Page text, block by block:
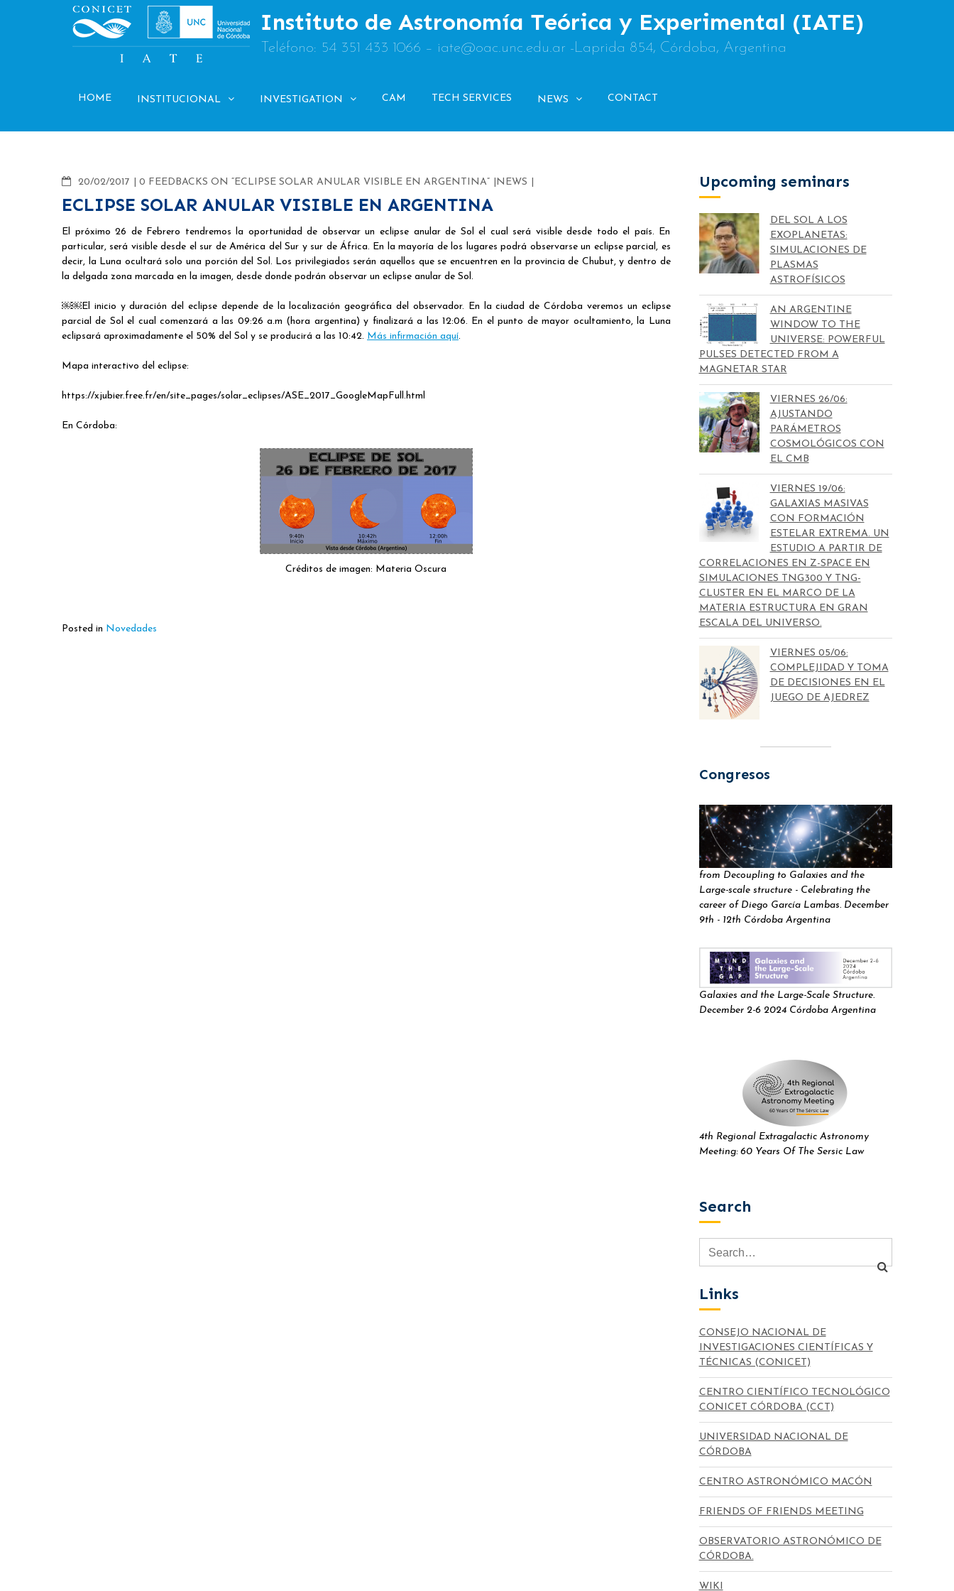
Instituto de Astronomía Teórica y Experimental (IATE)
Teléfono: 54 351 433 1066 – iate@oac.unc.edu.ar -Laprida 854, Córdoba, Argentina
HOME INSTITUCIONAL INVESTIGATION CAM TECH SERVICES NEWS CONTACT
20/02/2017 COMMENTS
0 FEEDBACKS ON “ECLIPSE SOLAR ANULAR VISIBLE EN ARGENTINA” NEWS
ECLIPSE SOLAR ANULAR VISIBLE EN ARGENTINA
El próximo 26 de Febrero tendremos la oportunidad de observar un eclipse anular de Sol el cual será visible desde todo el país. En
particular, será visible desde el sur de América del Sur y sur de África. En la mayoría de los lugares podrá observarse un eclipse parcial, es
decir, la Luna ocultará solo una porción del Sol. Los privilegiados serán aquellos que se encuentren en la provincia de Chubut, y dentro de
la delgada zona marcada en la imagen, desde donde podrán observar un eclipse anular de Sol.
￼￼El inicio y duración del eclipse depende de la localización geográfica del observador. En la ciudad de Córdoba veremos un eclipse
parcial de Sol el cual comenzará a las 09:26 a.m (hora argentina) y finalizará a las 12:06. En el punto de mayor ocultamiento, la Luna
eclipsará aproximadamente el 50% del Sol y se producirá a las 10:42. Más infirmación aquí.
Mapa interactivo del eclipse:
https://xjubier.free.fr/en/site_pages/solar_eclipses/ASE_2017_GoogleMapFull.html
En Córdoba:
Créditos de imagen: Materia Oscura
Posted in Novedades
Upcoming seminars
DEL SOL A LOS
EXOPLANETAS:
SIMULACIONES DE
PLASMAS
ASTROFÍSICOS
AN ARGENTINE
WINDOW TO THE
UNIVERSE: POWERFUL
PULSES DETECTED FROM A
MAGNETAR STAR
VIERNES 26/06:
AJUSTANDO
PARÁMETROS
COSMOLÓGICOS CON
EL CMB
VIERNES 19/06:
GALAXIAS MASIVAS
CON FORMACIÓN
ESTELAR EXTREMA. UN
ESTUDIO A PARTIR DE
CORRELACIONES EN Z-SPACE EN
SIMULACIONES TNG300 Y TNG-
CLUSTER EN EL MARCO DE LA
MATERIA ESTRUCTURA EN GRAN
ESCALA DEL UNIVERSO.
VIERNES 05/06:
COMPLEJIDAD Y TOMA
DE DECISIONES EN EL
JUEGO DE AJEDREZ
Congresos
from Decoupling to Galaxies and the
Large-scale structure - Celebrating the
career of Diego García Lambas. December
9th - 12th Córdoba Argentina
Galaxies and the Large-Scale Structure.
December 2-6 2024 Córdoba Argentina
4th Regional Extragalactic Astronomy
Meeting: 60 Years Of The Sersic Law
Search
Links
CONSEJO NACIONAL DE
INVESTIGACIONES CIENTÍFICAS Y
TÉCNICAS (CONICET)
CENTRO CIENTÍFICO TECNOLÓGICO
CONICET CÓRDOBA (CCT)
UNIVERSIDAD NACIONAL DE
CÓRDOBA
CENTRO ASTRONÓMICO MACÓN
FRIENDS OF FRIENDS MEETING
OBSERVATORIO ASTRONÓMICO DE
CÓRDOBA.
WIKI